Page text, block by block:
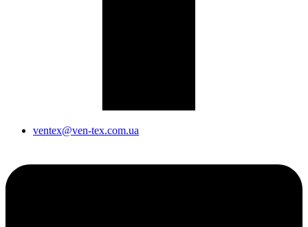
ventex@ven-tex.com.ua